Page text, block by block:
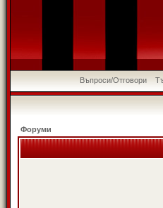
Въпроси/Отговори
Форуми